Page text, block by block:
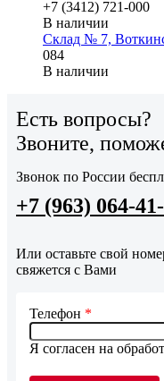
+7 (3412) 721-000
В наличии
Склад № 7,
084
В наличии
Есть вопросы?
Звоните,
Звонок по России
+7 (963) 064-
Или оставьте свой
свяжется с Вами
Я согласен на
Телефон *